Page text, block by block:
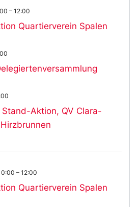
Quartierverein Spalen
– 12:00
Aktion, QV Clara-
Quartierverein Spalen
– 12:00